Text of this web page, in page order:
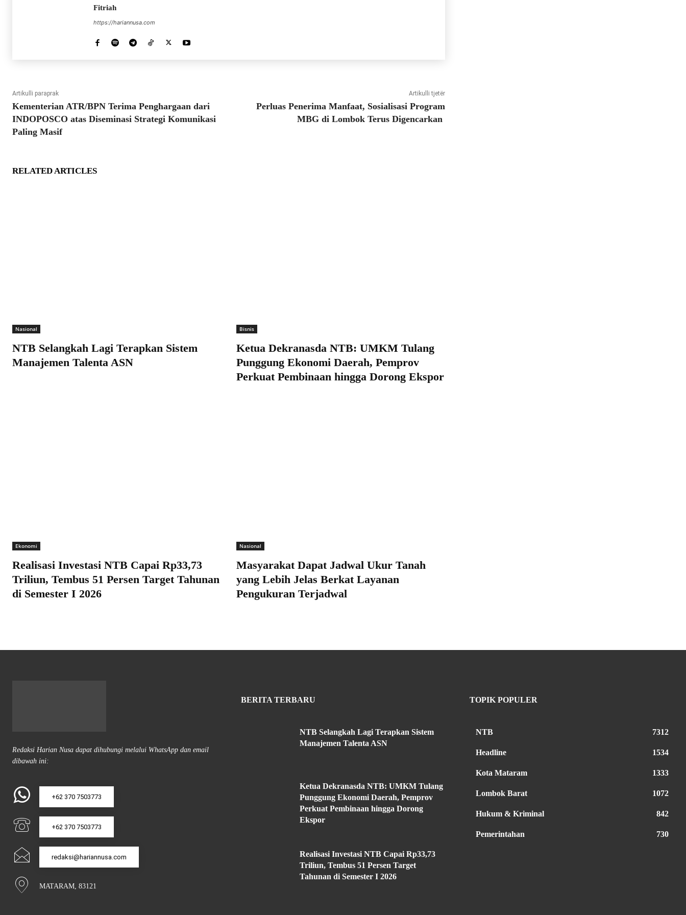
Fitriah
https://hariannusa.com
Artikulli paraprak
Kementerian ATR/BPN Terima Penghargaan dari
INDOPOSCO atas Diseminasi Strategi Komunikasi
Paling Masif
Artikulli tjetër
Perluas Penerima Manfaat, Sosialisasi Program
MBG di Lombok Terus Digencarkan
RELATED ARTICLES
Nasional
NTB Selangkah Lagi Terapkan Sistem
Manajemen Talenta ASN
Bisnis
Ketua Dekranasda NTB: UMKM Tulang
Punggung Ekonomi Daerah, Pemprov
Perkuat Pembinaan hingga Dorong Ekspor
Ekonomi
Realisasi Investasi NTB Capai Rp33,73
Triliun, Tembus 51 Persen Target Tahunan
di Semester I 2026
Nasional
Masyarakat Dapat Jadwal Ukur Tanah
yang Lebih Jelas Berkat Layanan
Pengukuran Terjadwal
Redaksi Harian Nusa dapat dihubungi melalui WhatsApp dan email
dibawah ini:
+62 370 7503773
+62 370 7503773
redaksi@hariannusa.com
MATARAM, 83121
BERITA TERBARU
NTB Selangkah Lagi Terapkan Sistem
Manajemen Talenta ASN
Ketua Dekranasda NTB: UMKM Tulang
Punggung Ekonomi Daerah, Pemprov
Perkuat Pembinaan hingga Dorong
Ekspor
Realisasi Investasi NTB Capai Rp33,73
Triliun, Tembus 51 Persen Target
Tahunan di Semester I 2026
TOPIK POPULER
NTB 7312
Headline 1534
Kota Mataram 1333
Lombok Barat 1072
Hukum & Kriminal 842
Pemerintahan 730